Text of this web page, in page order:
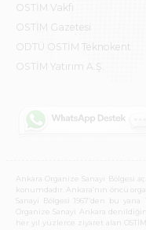
OSTİM Vakfı
OSTİM Gazetesi
ODTÜ OSTİM Teknokent
OSTİM Yatırım A.Ş.
Ankara Organize Sanayi Bölgesi
konumdadır. Ankara’nın öncü
Sanayi Bölgesi 1967’den bu
Organize Sanayi Ankara
her yıl yüzlerce ziyaret alan